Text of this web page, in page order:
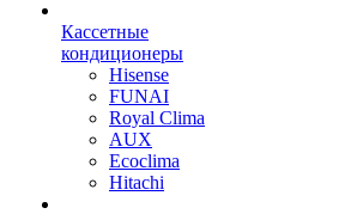
Кассетные
кондиционеры
Hisense
FUNAI
Royal Clima
AUX
Ecoclima
Hitachi